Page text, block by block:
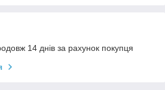
14 днів за рахунок покупця